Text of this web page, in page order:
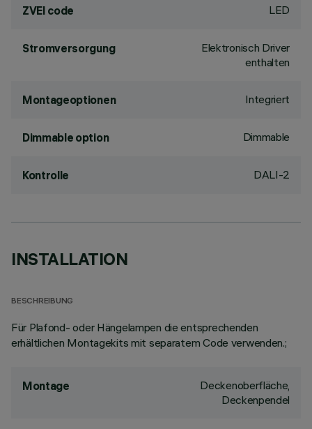
ZVEI code LED
Stromversorgung
Elektronisch Driver
enthalten
Montageoptionen Integriert
Dimmable option Dimmable
Kontrolle DALI-2
INSTALLATION
BESCHREIBUNG
Für Plafond- oder Hängelampen die entsprechenden
erhältlichen Montagekits mit separatem Code verwenden.;
Montage
Deckenoberfläche,
Deckenpendel